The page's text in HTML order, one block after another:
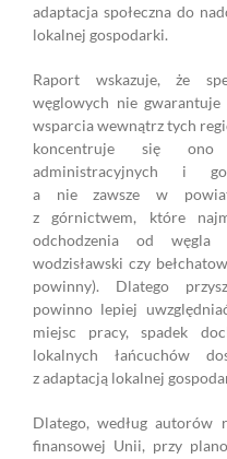
adaptacja społeczna do
lokalnej gospodarki.
Raport wskazuje, że
węglowych nie gwarantuje
wsparcia wewnątrz tych
koncentruje się ono
administracyjnych i
a nie zawsze w
z górnictwem, które
odchodzenia od węgla
wodzisławski czy
powinny). Dlatego
powinno lepiej
miejsc pracy, spadek
lokalnych łańcuchów
z adaptacją lokalnej
Dlatego, według autorów
finansowej Unii, przy